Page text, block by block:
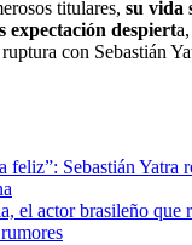
titulares, su vida
expectación despiert
con Sebastián
feliz”: Sebastián Yatra
el actor brasileño que